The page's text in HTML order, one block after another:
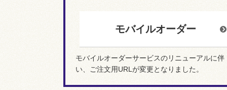
モバイルオーダー
モバイルオーダーサービスのリニューアルに伴
い、ご注文用URLが変更となりました。